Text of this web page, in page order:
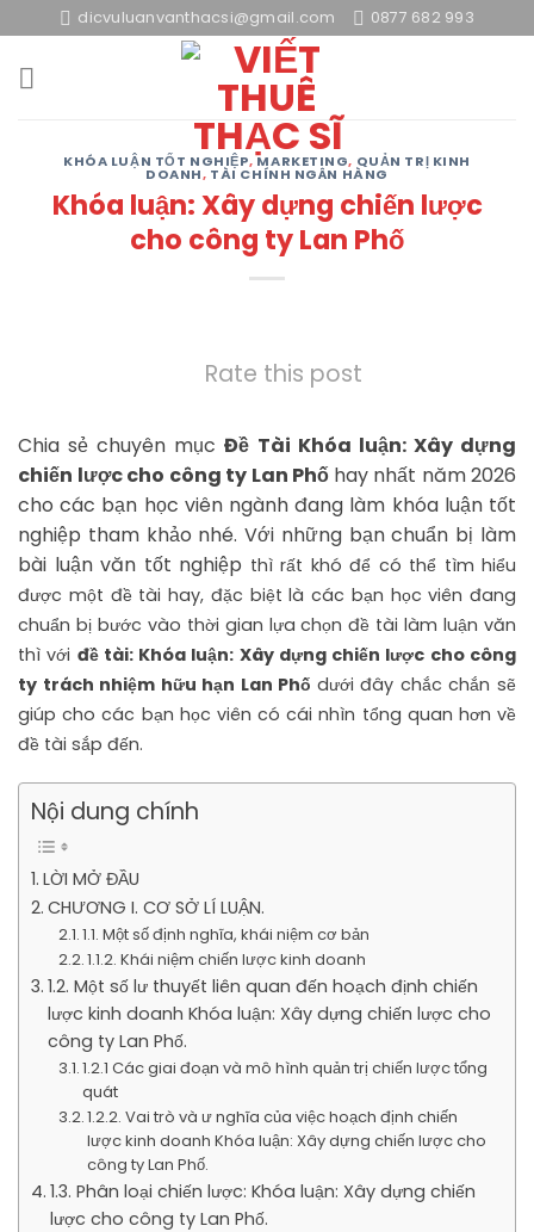
to
content
dicvuluanvanthacsi@gmail.com 0877 682 993
KHÓA LUẬN TỐT NGHIỆP,MARKETING, QUẢN TRỊ KINH
DOANH, TÀI CHÍNH NGÂN HÀNG
Khóa luận: Xây dựng chiến lược
cho công ty Lan Phố
Rate this post
Chia sẻ chuyên mụcĐề Tài Khóa luận: Xây dựng
chiến lược cho công ty Lan Phố hay nhất năm 2026
cho các bạn học viên ngành đang làm khóa luận tốt
nghiệp tham khảo nhé. Với những bạn chuẩn bị làm
bài luận văn tốt nghiệp thì rất khó để có thể tìm hiểu
được một đề tài hay, đặc biệt là các bạn học viên đang
chuẩn bị bước vào thời gian lựa chọn đề tài làm luận văn
thì với đề tài: Khóa luận: Xây dựng chiến lược cho công
ty trách nhiệm hữu hạn Lan Phố dưới đây chắc chắn sẽ
giúp cho các bạn học viên có cái nhìn tổng quan hơn về
đề tài sắp đến.
Nội dung chính
LỜI MỞ ĐẦU
CHƯƠNG I. CƠ SỞ LÍ LUẬN.
1.1. Một số định nghĩa, khái niệm cơ bản
1.1.2. Khái niệm chiến lược kinh doanh
1.2. Một số lư thuyết liên quan đến hoạch định chiến
lược kinh doanh Khóa luận: Xây dựng chiến lược cho
công ty Lan Phố.
1.2.1 Các giai đoạn và mô hình quản trị chiến lược tổng
quát
1.2.2. Vai trò và ư nghĩa của việc hoạch định chiến
lược kinh doanh Khóa luận: Xây dựng chiến lược cho
công ty Lan Phố.
1.3. Phân loại chiến lược: Khóa luận: Xây dựng chiến
lược cho công ty Lan Phố.